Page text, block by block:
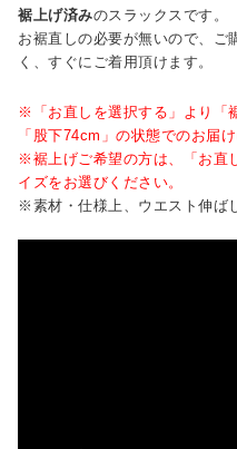
裾上げ済みのスラックスです。
お裾直しの必要が無いので、ご
く、すぐにご着用頂けます。
※「お直しを選択する」より「
「股下74cm」の状態でのお届け
※裾上げご希望の方は、「お直
イズをお選びください。
※素材・仕様上、ウエスト伸ば